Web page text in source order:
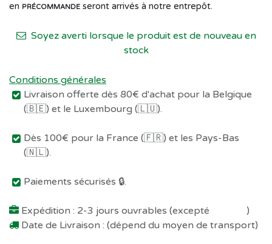
en PRÉCOMMANDE seront arrivés à notre entrepôt.
Soyez averti lorsque le produit est de nouveau en
stock
Conditions générales
Livraison offerte dès 80€ d'achat pour la Belgique
(🇧🇪) et le Luxembourg (🇱🇺).
Dès 100€ pour la France (🇫🇷) et les Pays-Bas
(🇳🇱).
Paiements sécurisés 🔒.
Expédition : 2-3 jours ouvrables (excepté
)
Date de Livraison : (dépend du moyen de transport)